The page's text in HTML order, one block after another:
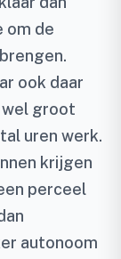
om de
ook daar
groot
uren werk.
krijgen
perceel
autonoom